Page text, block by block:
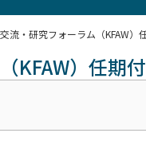
流・研究フォーラム（KFAW）
KFAW）任期